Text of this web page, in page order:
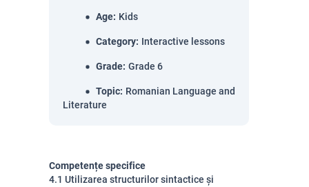
Age: Kids
Category: Interactive lessons
Grade: Grade 6
Topic: Romanian Language and
Literature
Competențe specifice
4.1 Utilizarea structurilor sintactice și